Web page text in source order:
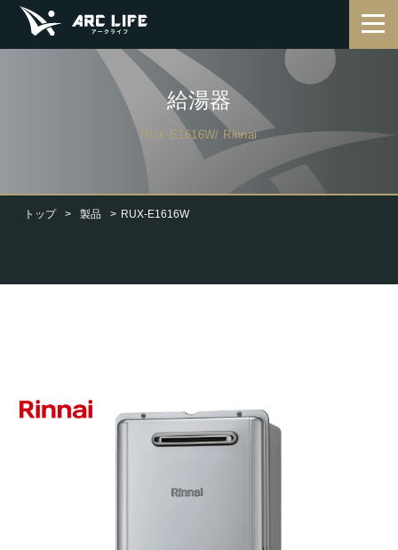
トップ 製品 RUX-E1616W
給湯器
RUX-E1616W/ Rinnai